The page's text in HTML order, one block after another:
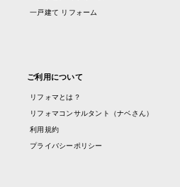
一戸建て リフォーム
ご利用について
リフォマとは？
リフォマコンサルタント（ナベさん）
利用規約
プライバシーポリシー